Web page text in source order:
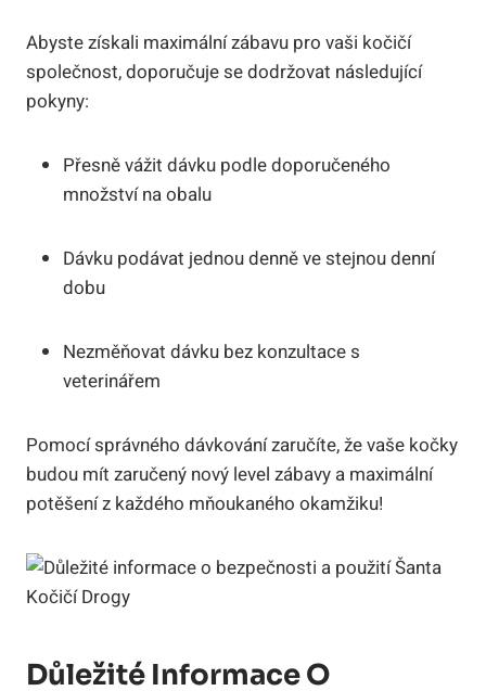
Abyste získali‌ maximální zábavu‍ pro​ vaši⁤ kočičí
společnost, doporučuje se dodržovat následující
pokyny:
Přesně vážit dávku ‌podle doporučeného
množství na obalu
Dávku podávat jednou denně ve stejnou denní
dobu
Nezměňovat dávku bez konzultace s
veterinářem
Pomocí správného dávkování zaručíte, ‍že​ vaše kočky
budou mít zaručený​ nový level zábavy a maximální
potěšení z každého ‌mňoukaného okamžiku!
Důležité Informace ⁢o‌